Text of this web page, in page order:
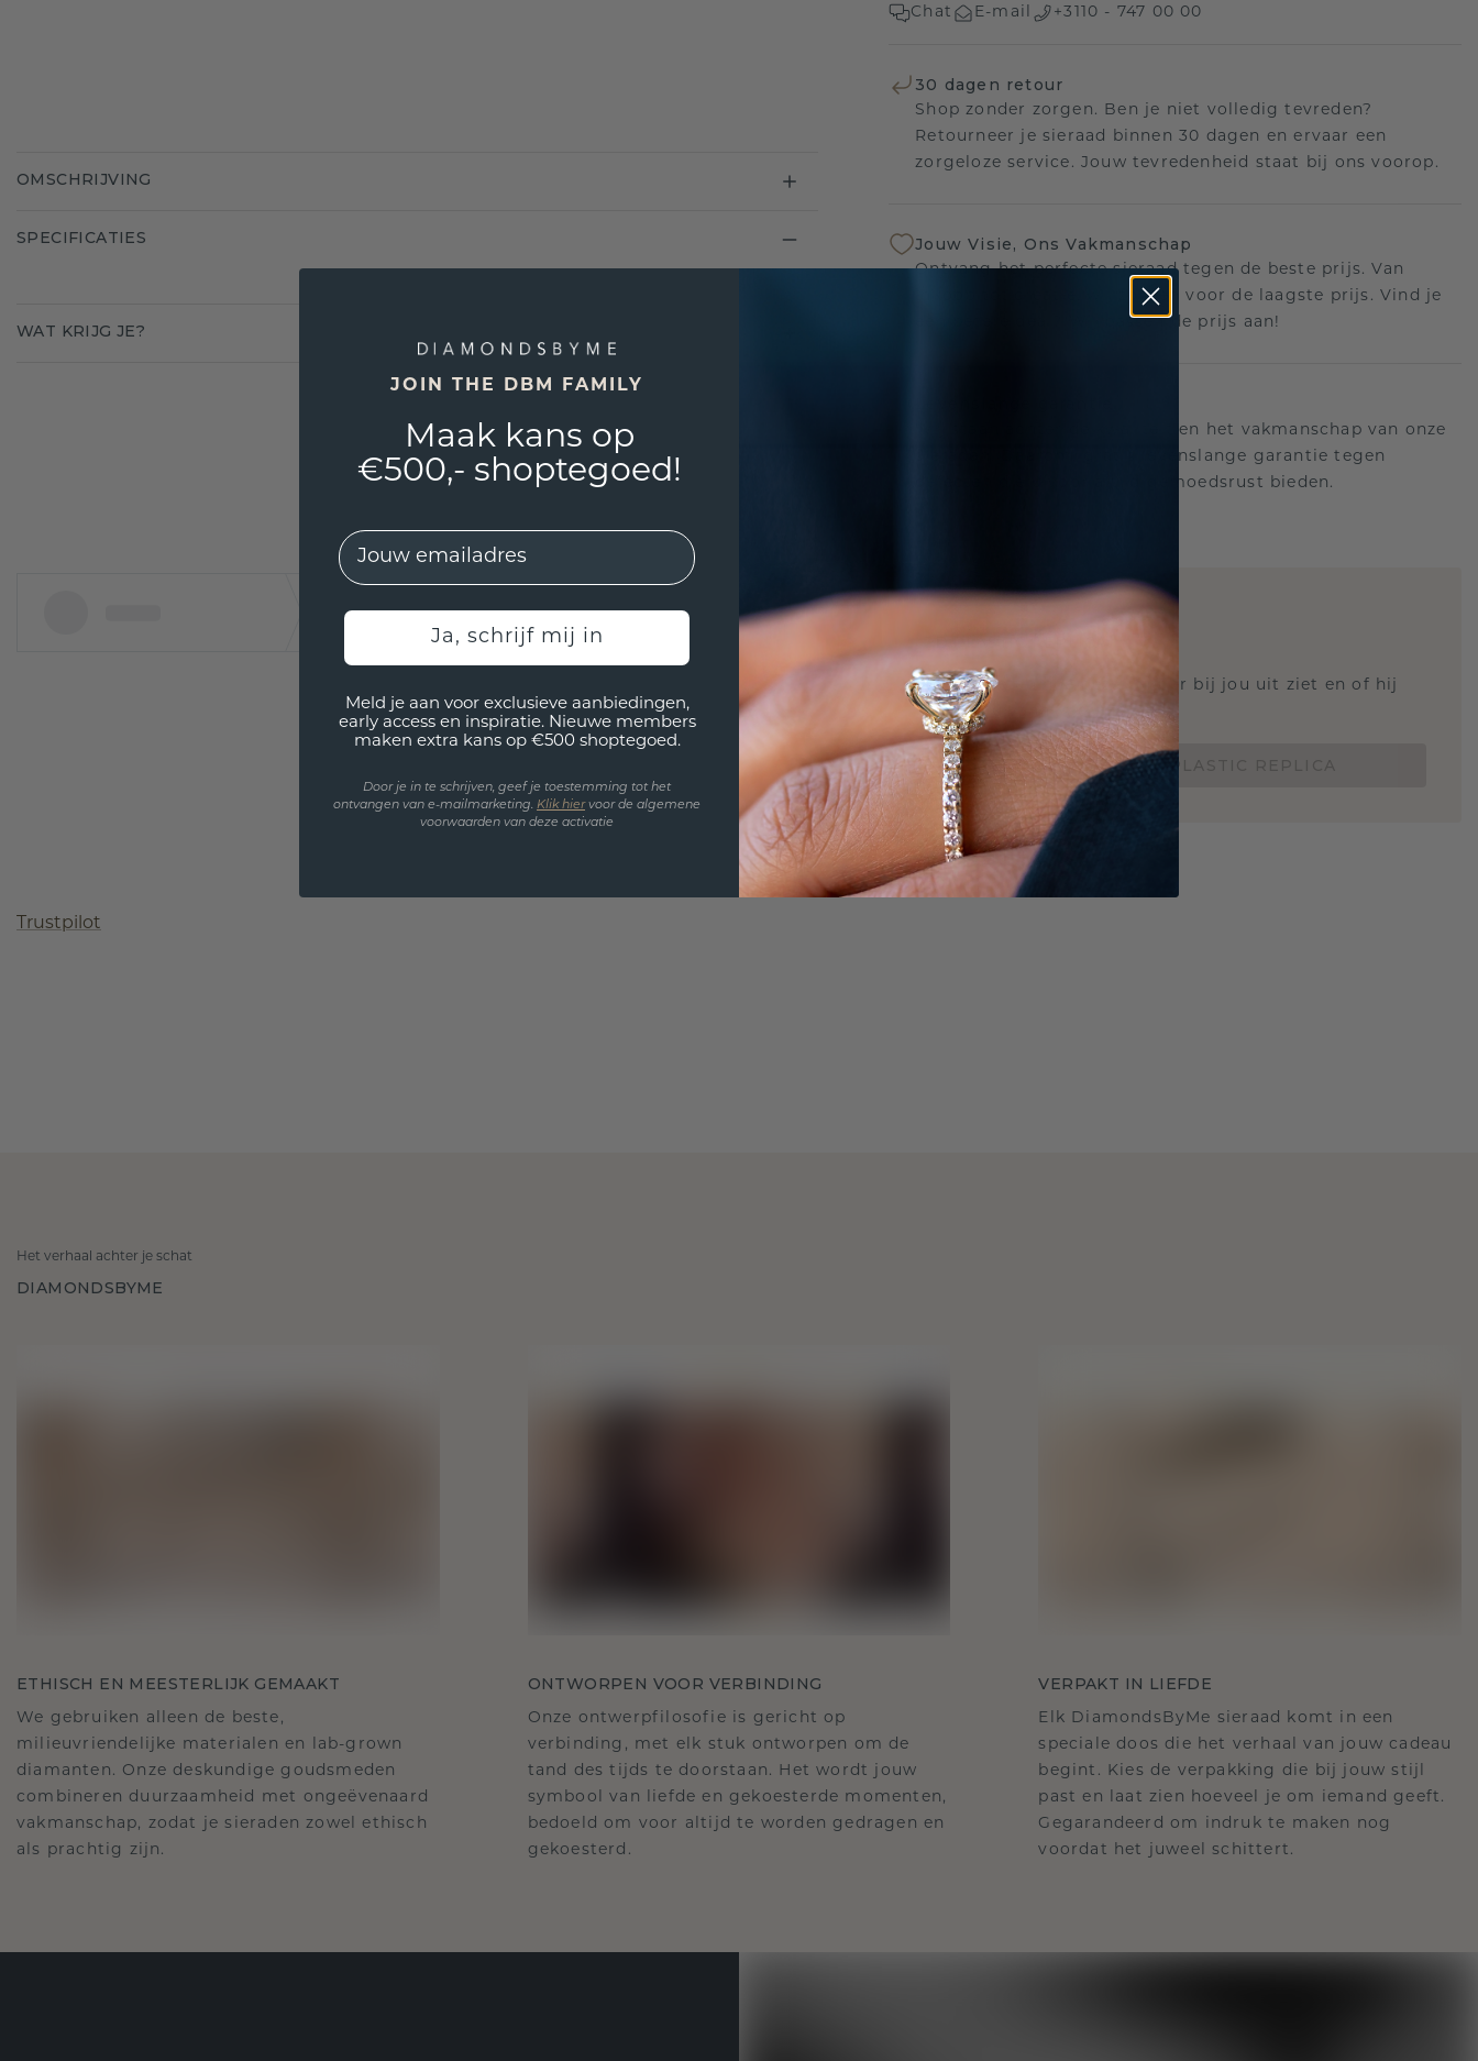
Chat E-mail +3110 - 747 00 00
30 dagen retour
Shop zonder zorgen. Ben je niet volledig tevreden?
Retourneer je sieraad binnen 30 dagen en ervaar een
zorgeloze service. Jouw tevredenheid staat bij ons voorop.
Jouw Visie, Ons Vakmanschap
Ontvang het perfecte sieraad tegen de beste prijs. Van
inkoop tot creatie, wij zorgen voor de laagste prijs. Vind je
een betere deal? Wij passen de prijs aan!
Wij staan achter de kwaliteit en het vakmanschap van onze
sieraden. Daarom: gratis levenslange garantie tegen
defecten die u voor altijd gemoedsrust bieden.
3D PLASTIC REPLICA
Wil jij weten hoe deze ring er bij jou uit ziet en of hij
past? Nu vanaf slechts €15,-
BESTEL EEN 3D PLASTIC REPLICA
OMSCHRIJVING
SPECIFICATIES
WAT KRIJG JE?
Trustpilot
Het verhaal achter je schat
DIAMONDSBYME
ETHISCH EN MEESTERLIJK GEMAAKT
We gebruiken alleen de beste,
milieuvriendelijke materialen en lab-grown
diamanten. Onze deskundige goudsmeden
combineren duurzaamheid met ongeëvenaard
vakmanschap, zodat je sieraden zowel ethisch
als prachtig zijn.
ONTWORPEN VOOR VERBINDING
Onze ontwerpfilosofie is gericht op
verbinding, met elk stuk ontworpen om de
tand des tijds te doorstaan. Het wordt jouw
symbool van liefde en gekoesterde momenten,
bedoeld om voor altijd te worden gedragen en
gekoesterd.
VERPAKT IN LIEFDE
Elk DiamondsByMe sieraad komt in een
speciale doos die het verhaal van jouw cadeau
begint. Kies de verpakking die bij jouw stijl
past en laat zien hoeveel je om iemand geeft.
Gegarandeerd om indruk te maken nog
voordat het juweel schittert.
JOIN THE DBM FAMILY
Maak kans op
€500,- shoptegoed!
EMail
Ja, schrijf mij in
Meld je aan voor exclusieve aanbiedingen,
early access en inspiratie. Nieuwe members
maken extra kans op €500 shoptegoed.
Door je in te schrijven, geef je toestemming tot het
ontvangen van e-mailmarketing. Klik hiervoor de algemene
voorwaarden van deze activatie